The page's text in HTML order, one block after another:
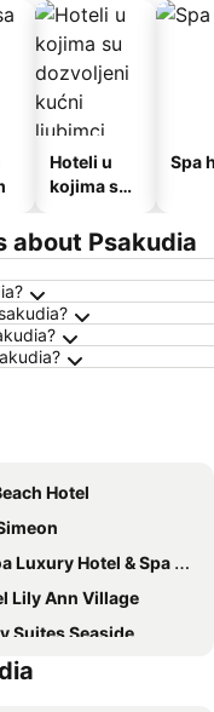
Hoteli u
kojima su
kućni
ljubimci
Spa
about Psakudia
Hotel
Hotel & Spa Resort
Lily Ann Village
Suites Seaside
And Suites